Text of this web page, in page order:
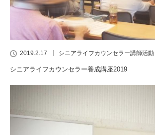
2019.2.17 シニアライフカウンセラー講師活動
シニアライフカウンセラー養成講座2019